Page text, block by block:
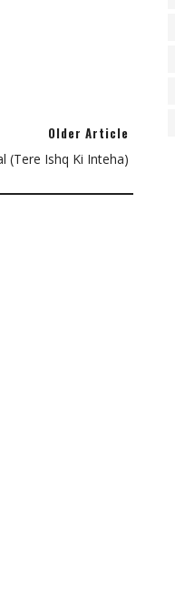
Older Article
(Tere Ishq Ki Inteha)